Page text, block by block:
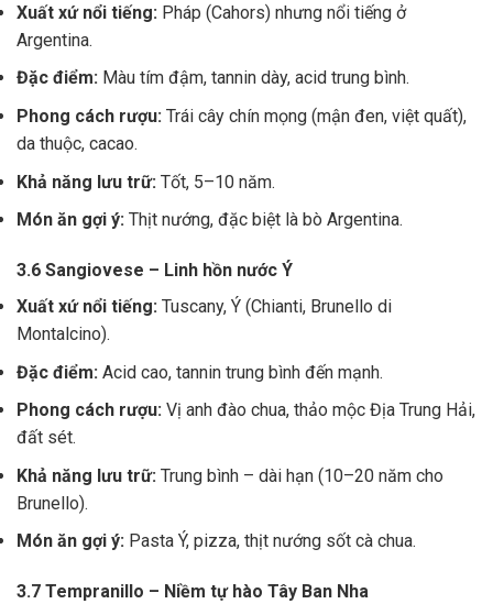
Xuất xứ nổi tiếng: Pháp (Cahors) nhưng nổi tiếng ở
Argentina.
Đặc điểm: Màu tím đậm, tannin dày, acid trung bình.
Phong cách rượu: Trái cây chín mọng (mận đen, việt quất),
da thuộc, cacao.
Khả năng lưu trữ: Tốt, 5–10 năm.
Món ăn gợi ý: Thịt nướng, đặc biệt là bò Argentina.
3.6 Sangiovese – Linh hồn nước Ý
Xuất xứ nổi tiếng: Tuscany, Ý (Chianti, Brunello di
Montalcino).
Đặc điểm: Acid cao, tannin trung bình đến mạnh.
Phong cách rượu: Vị anh đào chua, thảo mộc Địa Trung Hải,
đất sét.
Khả năng lưu trữ: Trung bình – dài hạn (10–20 năm cho
Brunello).
Món ăn gợi ý: Pasta Ý, pizza, thịt nướng sốt cà chua.
3.7 Tempranillo – Niềm tự hào Tây Ban Nha